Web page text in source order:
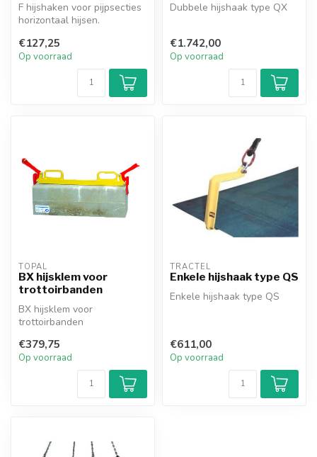
F hijshaken voor pijpsecties
horizontaal hijsen.
€127,25
Op voorraad
Dubbele hijshaak type QX
€1.742,00
Op voorraad
TOPAL
BX hijsklem voor
trottoirbanden
BX hijsklem voor
trottoirbanden
€379,75
Op voorraad
TRACTEL
Enkele hijshaak type QS
Enkele hijshaak type QS
€611,00
Op voorraad